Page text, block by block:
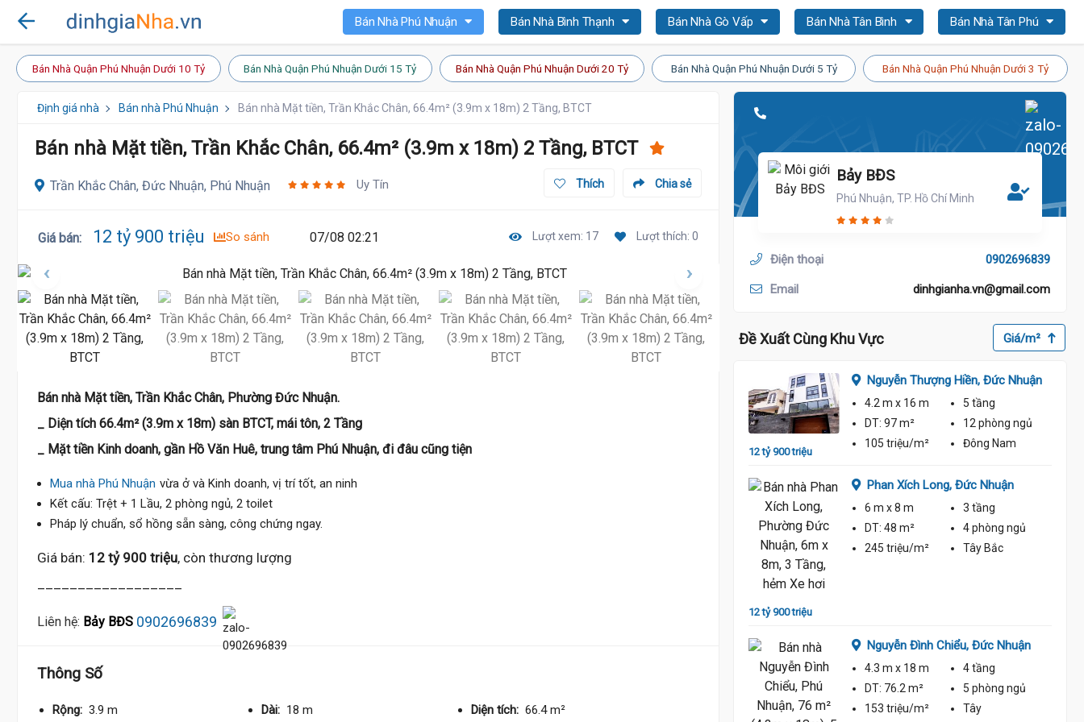
Bán Nhà Phú Nhuận Bán Nhà Bình Thạnh Bán Nhà Gò Vấp Bán Nhà Tân Bình Bán Nhà Tân Phú
Bán Nhà Quận Phú Nhuận Dưới 10 Tỷ Bán Nhà Quận Phú Nhuận Dưới 15 Tỷ Bán Nhà Quận Phú Nhuận Dưới 20 Tỷ Bán Nhà Quận Phú Nhuận Dưới 5 Tỷ Bán Nhà Quận Phú Nhuận Dưới 3 Tỷ
Định giá nhà Bán nhà Phú Nhuận Bán nhà Mặt tiền, Trần Khắc Chân, 66.4m² (3.9m x 18m) 2 Tầng, BTCT
Bán nhà Mặt tiền, Trần Khắc Chân, 66.4m² (3.9m x 18m) 2 Tầng, BTCT
Trần Khắc Chân, Đức Nhuận, Phú Nhuận Uy Tín Chia sẻ
Thích
Giá bán: 12 tỷ 900 triệu So sánh 07/08 02:21 Lượt xem: 17 Lượt thích: 0
Bán nhà Mặt tiền, Trần Khắc Chân, Phường Đức Nhuận.
_ Diện tích 66.4m² (3.9m x 18m) sàn BTCT, mái tôn, 2 Tầng
_ Mặt tiền Kinh doanh, gần Hồ Văn Huê, trung tâm Phú Nhuận, đi đâu cũng tiện
Mua nhà Phú Nhuận vừa ở và Kinh doanh, vị trí tốt, an ninh
Kết cấu: Trệt + 1 Lầu, 2 phòng ngủ, 2 toilet
Pháp lý chuẩn, sổ hồng sẵn sàng, công chứng ngay.
Giá bán: 12 tỷ 900 triệu, còn thương lượng
Liên hệ: Bảy BĐS 0902696839
Thông Số
Rộng: 3.9 m Dài: 18 m Diện tích: 66.4 m²
Bảy BĐS
Phú Nhuận, TP. Hồ Chí Minh
Điện thoại 0902696839
Email dinhgianha.vn@gmail.com
Đề Xuất Cùng Khu Vực Giá/m²
3 m
12 tỷ 900 triệu
Nguyễn Thượng Hiền, Đức Nhuận
4.2 m x 16 m
5 tầng
DT: 97 m² 12 phòng ngủ
105 triệu/m²
Đông Nam
12 tỷ 900 triệu
Phan Xích Long, Đức Nhuận
6 m x 8 m
3 tầng
DT: 48 m² 4 phòng ngủ
245 triệu/m²
Tây Bắc
Nguyễn Đình Chiểu, Đức Nhuận
4.3 m x 18 m
4 tầng
DT: 76.2 m² 5 phòng ngủ
153 triệu/m²
Tây